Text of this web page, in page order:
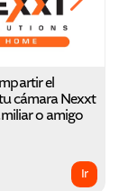
el
cámara Nexxt
o amigo
Ir